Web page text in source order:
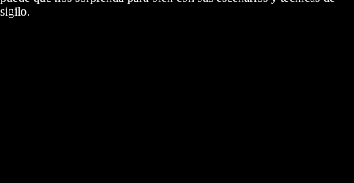
sigilo.